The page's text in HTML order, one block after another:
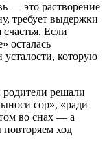
— это растворение
требует выдержки
Если
осталась
которую
решали
сор», «ради
во снах — а
ход